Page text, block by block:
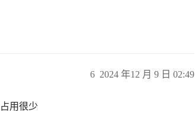
2024 年12 月 9 日 02:49
6
用很少